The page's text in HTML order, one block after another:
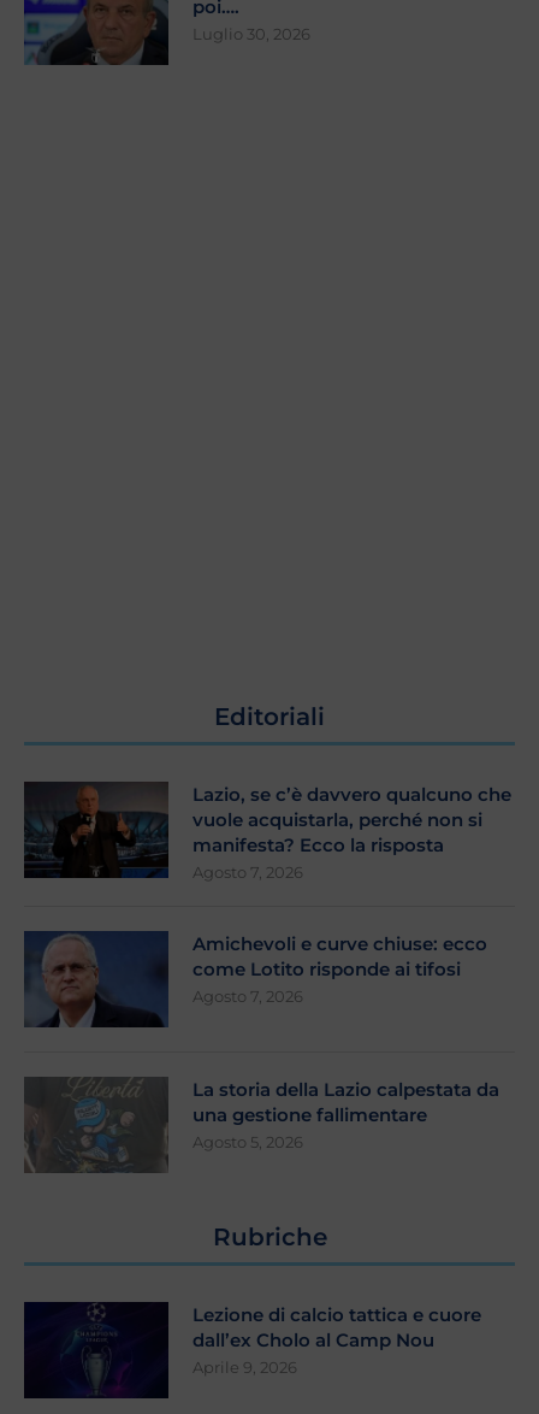
poi….
Luglio 30, 2026
Editoriali
Lazio, se c’è davvero qualcuno che
vuole acquistarla, perché non si
manifesta? Ecco la risposta
Agosto 7, 2026
Amichevoli e curve chiuse: ecco
come Lotito risponde ai tifosi
Agosto 7, 2026
La storia della Lazio calpestata da
una gestione fallimentare
Agosto 5, 2026
Rubriche
Lezione di calcio tattica e cuore
dall’ex Cholo al Camp Nou
Aprile 9, 2026